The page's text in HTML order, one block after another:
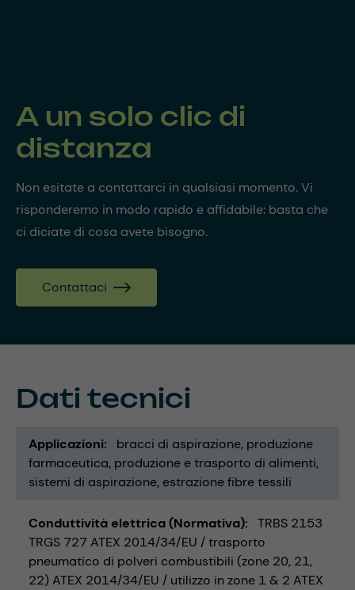
A un solo clic di
distanza
Non esitate a contattarci in qualsiasi momento. Vi
risponderemo in modo rapido e affidabile: basta che
ci diciate di cosa avete bisogno.
Contattaci
Dati tecnici
Applicazioni bracci di aspirazione produzione
farmaceutica produzione e trasporto di alimenti
sistemi di aspirazione estrazione fibre tessili
Conduttività elettrica (Normativa)
TRBS 2153
TRGS 727 ATEX 2014/34/EU / trasporto
pneumatico di polveri combustibili (zone 20, 21,
22) ATEX 2014/34/EU / utilizzo in zone 1 & 2 ATEX